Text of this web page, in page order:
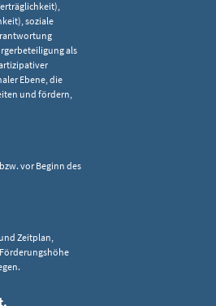
soziale
als
Ebene, die
und fördern,
vor Beginn des
Zeitplan,